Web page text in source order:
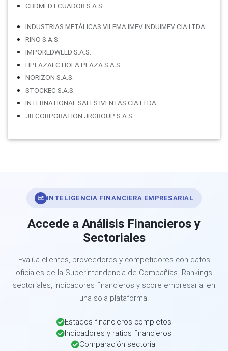
CBDMED ECUADOR S.A.S.
INDUSTRIAS METÁLICAS VILEMA IMEV INDUIMEV CIA.LTDA.
RINO S.A.S.
IMPOREDWELD S.A.S.
HPLAZAEC HOLA PLAZA S.A.S.
NORIZON S.A.S.
STOCKEC S.A.S.
INTERNATIONAL SALES IVENTAS CIA.LTDA.
JR CORPORATION JRGROUP S.A.S.
INTELIGENCIA FINANCIERA EMPRESARIAL
Accede a Análisis Financieros y
Sectoriales
Evalúa clientes, proveedores y competidores con datos
oficiales de la Superintendencia de Compañías. Rankings
sectoriales, indicadores financieros y score empresarial en
una sola plataforma.
Estados financieros completos
Indicadores y ratios financieros
Comparación sectorial